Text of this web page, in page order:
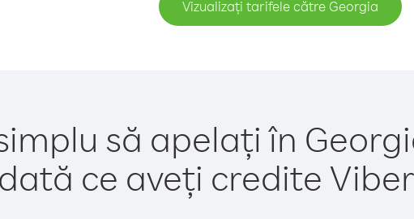
Vizualizați tarifele către Georgia
să apelați în
ce aveți credite